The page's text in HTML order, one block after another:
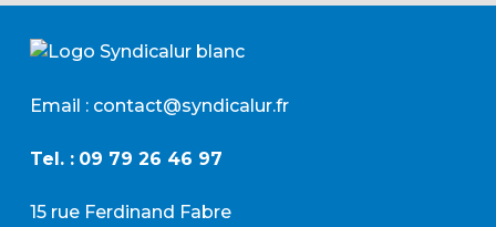
Email : contact@syndicalur.fr
Tel. : 09 79 26 46 97
15 rue Ferdinand Fabre